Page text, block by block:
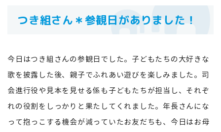
つき組さん＊参観日がありました！
今日はつき組さんの参観日でした。子どもたちの大好きな
歌を披露した後、親子でふれあい遊びを楽しみました。司
会進行役や見本を見せる係も子どもたちが担当し、それぞ
れの役割をしっかりと果たしてくれました。年長さんにな
って抱っこする機会が減っていたお友だちも、今日はお母